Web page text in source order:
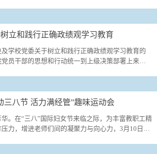
，为新学期竞赛冲刺奠定了坚实基础。精心部署，
院高度重视学科竞赛在创新人才培养中的重要作
竞赛质量的关键环节。早在寒假开始前，学院便
立和践行正确政绩观学习教育
学校党委关于树立和践行正确政绩观学习教育的
员干部的思想和行动统一到上级决策部署上来，3
班子全体成员参加会议，会议由学院党委书记李
勋来传达了学校关于开展树立和践行正确政绩观
细解读了通知的核心要求、重点内容和工作安
三八节 活力满经管”趣味运动会
。在“三八”国际妇女节来临之际，为丰富教职工精
力，增进老师们间的凝聚力与向心力，3月10日下
在欢声笑语中释放活力、凝聚力量。本次趣味运